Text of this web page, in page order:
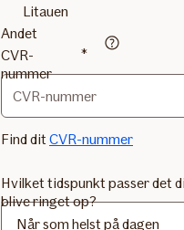
Litauen
Andet
CVR-
nummer
Vi har brug
tilbud.
Find dit CVR-nummer
Hvilket tidspunkt passer det
blive ringet op?